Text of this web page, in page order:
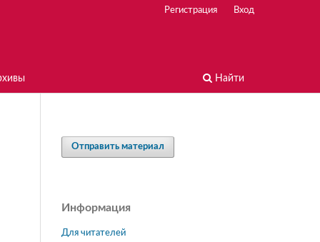
Найти
Регистрация Вход
Отправить материал
Информация
Для читателей